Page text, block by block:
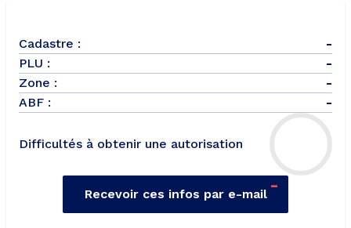
Cadastre :
-
PLU :
-
Zone :
-
ABF :
-
Difficultés à obtenir une autorisation
-
Recevoir ces infos par e-mail